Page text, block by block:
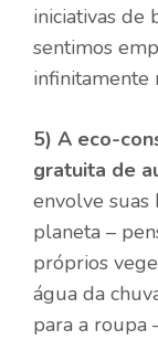
iniciativas de
sentimos
infinitamente
5) A eco-
gratuita de
envolve suas
planeta –
próprios
água da
para a roupa